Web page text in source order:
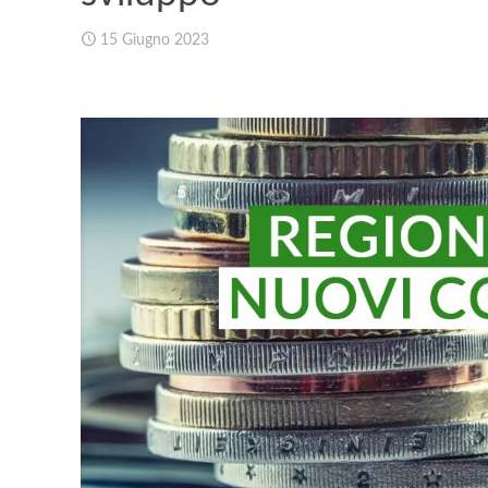
15 Giugno 2023